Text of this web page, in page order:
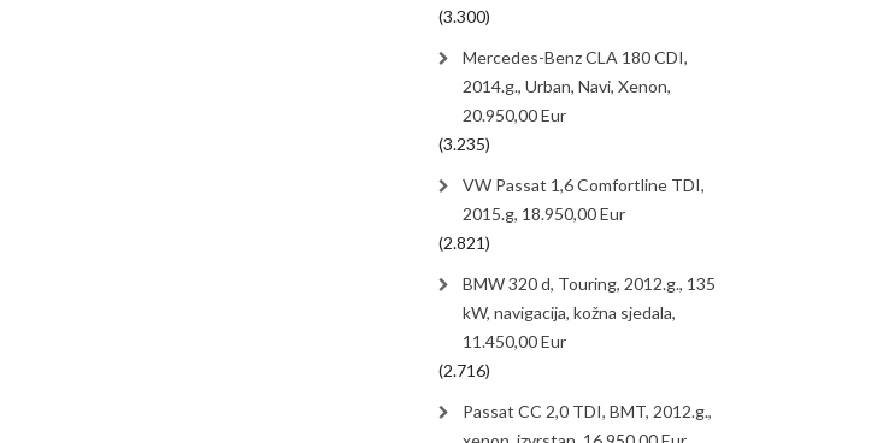
(3.300)
Mercedes-Benz CLA 180 CDI,
2014.g., Urban, Navi, Xenon,
20.950,00 Eur
(3.235)
VW Passat 1,6 Comfortline TDI,
2015.g, 18.950,00 Eur
(2.821)
BMW 320 d, Touring, 2012.g., 135
kW, navigacija, kožna sjedala,
11.450,00 Eur
(2.716)
Passat CC 2,0 TDI, BMT, 2012.g.,